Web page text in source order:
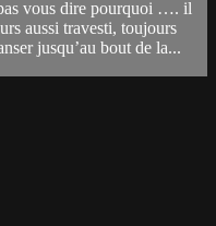
vous dire pourquoi …. il
aussi travesti, toujours
jusqu’au bout de la...